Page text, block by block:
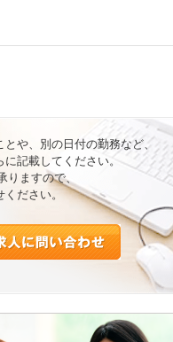
とや、別の日付の勤務など、
記載してください。
ますので、
ください。